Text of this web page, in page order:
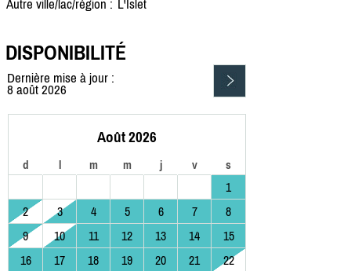
Autre ville/lac/région : L'Islet
DISPONIBILITÉ
Dernière mise à jour :
8 août 2026
Août 2026
d l m m j v s
1
2
3 4 5 6 7
8
9
10 11 12 13 14
15
16
17 18 19 20 21
22